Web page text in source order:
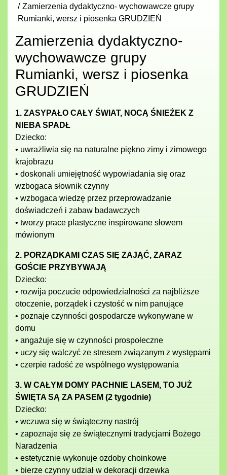
Zamierzenia dydaktyczno- wychowawcze grupy
Rumianki, wersz i piosenka GRUDZIEŃ
Zamierzenia dydaktyczno-
wychowawcze grupy
Rumianki, wersz i piosenka
GRUDZIEŃ
1. ZASYPAŁO CAŁY ŚWIAT, NOCĄ ŚNIEŻEK Z
NIEBA SPADŁ
Dziecko:
• uwrażliwia się na naturalne piękno zimy i zimowego
krajobrazu
• doskonali umiejętność wypowiadania się oraz
wzbogaca słownik czynny
• wzbogaca wiedzę przez przeprowadzanie
doświadczeń i zabaw badawczych
• tworzy prace plastyczne inspirowane słowem
mówionym
2. PORZĄDKAMI CZAS SIĘ ZAJĄĆ, ZARAZ
GOŚCIE PRZYBYWAJĄ
Dziecko:
• rozwija poczucie odpowiedzialności za najbliższe
otoczenie, porządek i czystość w nim panujące
• poznaje czynności gospodarcze wykonywane w
domu
• angażuje się w czynności prospołeczne
• uczy się walczyć ze stresem związanym z występami
• czerpie radość ze wspólnego występowania
3. W CAŁYM DOMY PACHNIE LASEM, TO JUŻ
ŚWIĘTA SĄ ZA PASEM (2 tygodnie)
Dziecko:
• wczuwa się w świąteczny nastrój
• zapoznaje się ze świątecznymi tradycjami Bożego
Naradzenia
• estetycznie wykonuje ozdoby choinkowe
• bierze czynny udział w dekoracji drzewka